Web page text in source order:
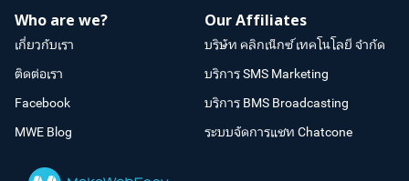
Who are we?
เกี่ยวกับเรา
ติดต่อเรา
Facebook
MWE Blog
Our Affiliates
บริษัท คลิกเน็กซ์ เทคโนโลยี จำกัด
บริการ SMS Marketing
บริการ BMS Broadcasting
ระบบจัดการแชท Chatcone